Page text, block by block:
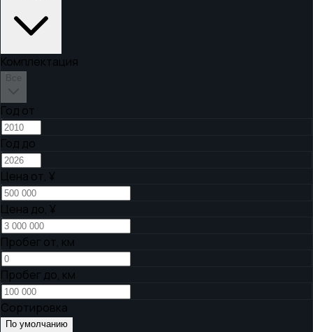
Комплектация
Все
Год от
Год до
Цена от, ¥
Цена до, ¥
Пробег от, км
Пробег до, км
Сортировка
По умолчанию